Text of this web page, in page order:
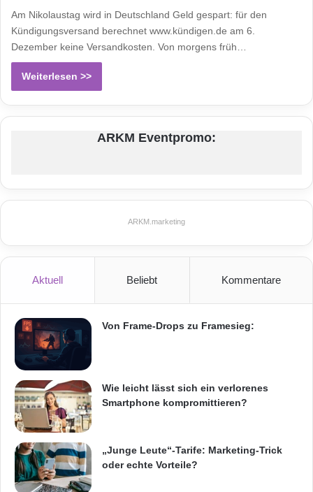
Am Nikolaustag wird in Deutschland Geld gespart: für den
Kündigungsversand berechnet www.kündigen.de am 6.
Dezember keine Versandkosten. Von morgens früh…
Weiterlesen >>
ARKM Eventpromo:
ARKM.marketing
Aktuell Beliebt Kommentare
Von Frame-Drops zu Framesieg:
Wie leicht lässt sich ein verlorenes
Smartphone kompromittieren?
„Junge Leute“-Tarife: Marketing-Trick
oder echte Vorteile?